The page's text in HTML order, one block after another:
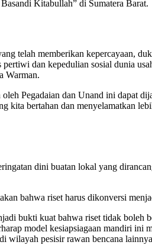
Kitabullah” di Sumatera Barat.
telah memberikan kepercayaan,
dan kepedulian sosial dunia
Warman.
Pegadaian dan Unand ini dapat
kita bertahan dan menyelamatkan
dini buatan lokal yang
bahwa riset harus dikonversi
bukti kuat bahwa riset tidak boleh
model kesiapsiagaan mandiri ini
wilayah pesisir rawan bencana